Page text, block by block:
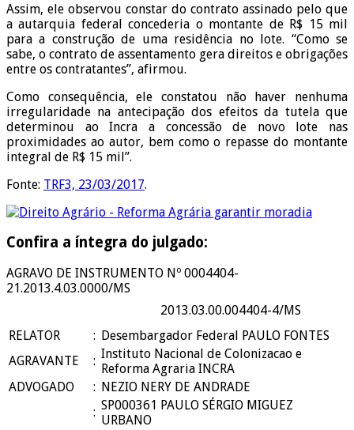
Assim, ele observou constar do contrato assinado pelo que
a autarquia federal concederia o montante de R$ 15 mil
para a construção de uma residência no lote. “Como se
sabe, o contrato de assentamento gera direitos e obrigações
entre os contratantes”, afirmou.
Como consequência, ele constatou não haver nenhuma
irregularidade na antecipação dos efeitos da tutela que
determinou ao Incra a concessão de novo lote nas
proximidades ao autor, bem como o repasse do montante
integral de R$ 15 mil”.
Fonte: TRF3, 23/03/2017.
Confira a íntegra do julgado:
AGRAVO DE INSTRUMENTO Nº 0004404-
21.2013.4.03.0000/MS
2013.03.00.004404-4/MS
RELATOR
: Desembargador Federal PAULO FONTES
AGRAVANTE
: Instituto Nacional de Colonizacao e
Reforma Agraria INCRA
ADVOGADO
: NEZIO NERY DE ANDRADE
: SP000361 PAULO SÉRGIO MIGUEZ
URBANO